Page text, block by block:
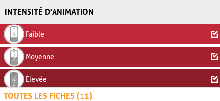
INTENSITÉ D'ANIMATION
Faible
Moyenne
Élevée
TOUTES LES FICHES (11)